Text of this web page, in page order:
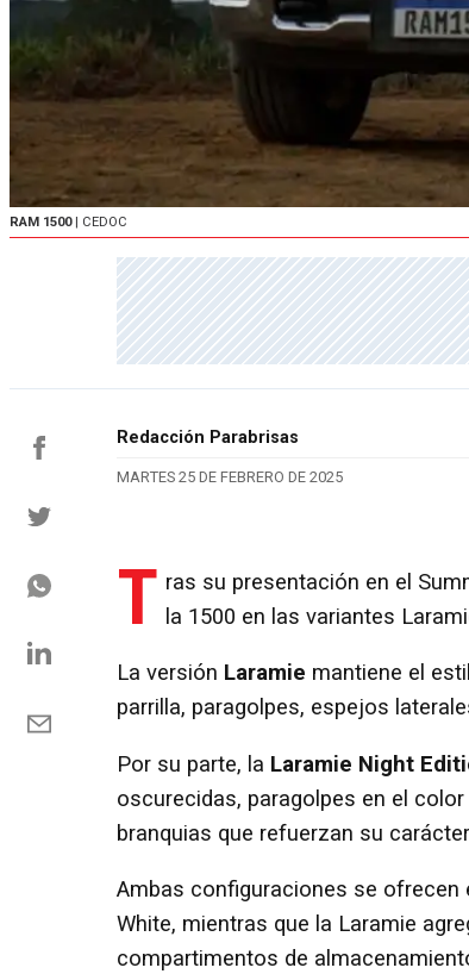
RAM 1500| CEDOC
Redacción Parabrisas
MARTES 25 DE FEBRERO DE 2025
T ras su presentación en el
la 1500 en las variantes
La versión Laramie mantiene el
parrilla, paragolpes, espejos
Por su parte, la Laramie Night
oscurecidas, paragolpes en el
branquias que refuerzan su
Ambas configuraciones se ofrecen
White, mientras que la Laramie
compartimentos de